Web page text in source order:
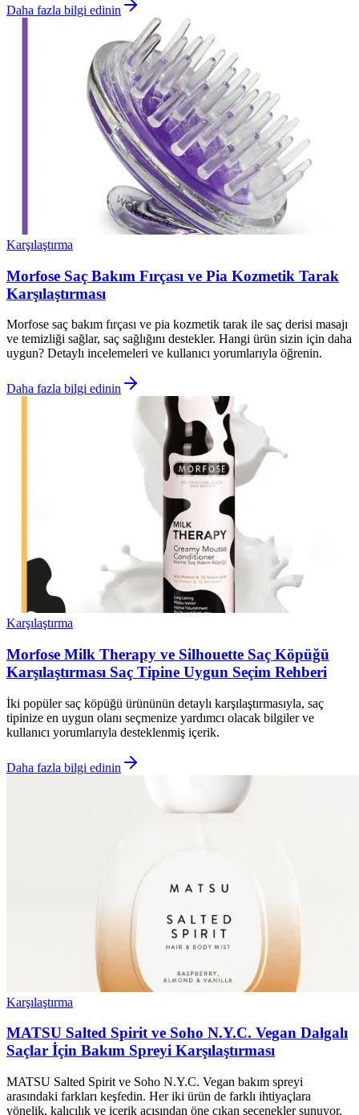
Daha fazla bilgi edinin
Karşılaştırma
Morfose Saç Bakım Fırçası ve Pia Kozmetik Tarak
Karşılaştırması
Morfose saç bakım fırçası ve pia kozmetik tarak ile saç derisi masajı
ve temizliği sağlar, saç sağlığını destekler. Hangi ürün sizin için daha
uygun? Detaylı incelemeleri ve kullanıcı yorumlarıyla öğrenin.
Daha fazla bilgi edinin
Karşılaştırma
Morfose Milk Therapy ve Silhouette Saç Köpüğü
Karşılaştırması Saç Tipine Uygun Seçim Rehberi
İki popüler saç köpüğü ürününün detaylı karşılaştırmasıyla, saç
tipinize en uygun olanı seçmenize yardımcı olacak bilgiler ve
kullanıcı yorumlarıyla desteklenmiş içerik.
Daha fazla bilgi edinin
Karşılaştırma
MATSU Salted Spirit ve Soho N.Y.C. Vegan Dalgalı
Saçlar İçin Bakım Spreyi Karşılaştırması
MATSU Salted Spirit ve Soho N.Y.C. Vegan bakım spreyi
arasındaki farkları keşfedin. Her iki ürün de farklı ihtiyaçlara
yönelik, kalıcılık ve içerik açısından öne çıkan seçenekler sunuyor.